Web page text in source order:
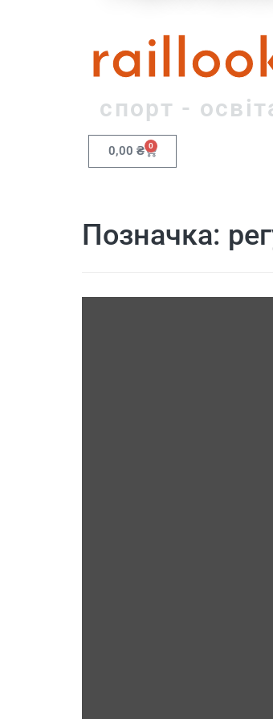
спорт -
0,00 ₴ 0
Позначка: